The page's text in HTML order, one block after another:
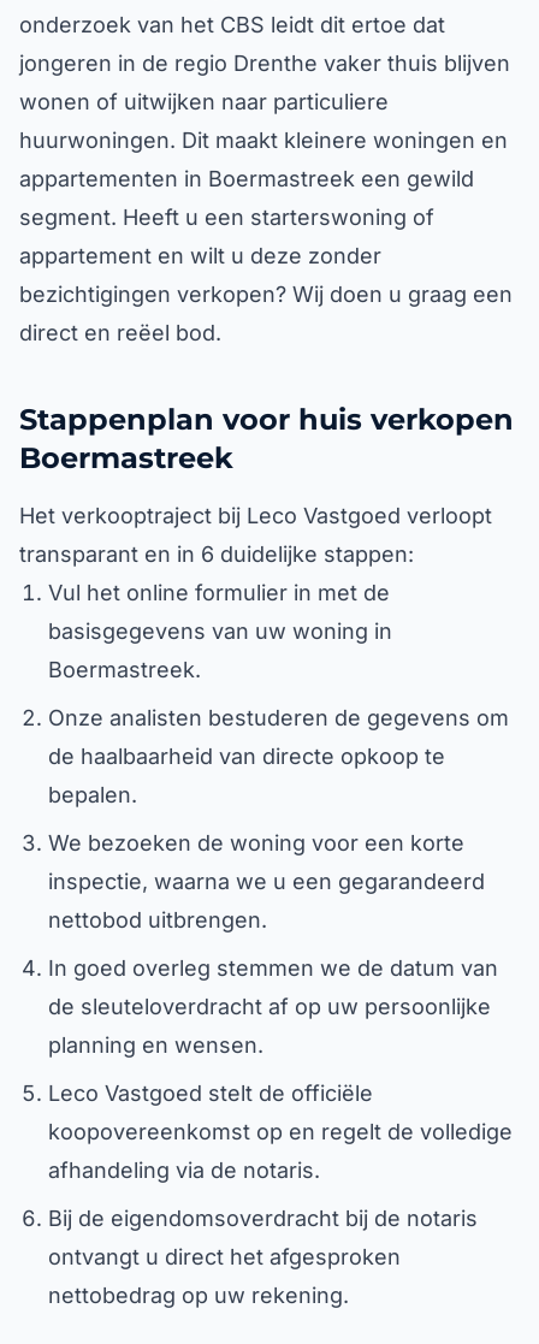
onderzoek van het CBS leidt dit ertoe dat
jongeren in de regio Drenthe vaker thuis blijven
wonen of uitwijken naar particuliere
huurwoningen. Dit maakt kleinere woningen en
appartementen in Boermastreek een gewild
segment. Heeft u een starterswoning of
appartement en wilt u deze zonder
bezichtigingen verkopen? Wij doen u graag een
direct en reëel bod.
Stappenplan voor huis verkopen
Boermastreek
Het verkooptraject bij Leco Vastgoed verloopt
transparant en in 6 duidelijke stappen:
Vul het online formulier in met de
basisgegevens van uw woning in
Boermastreek.
Onze analisten bestuderen de gegevens om
de haalbaarheid van directe opkoop te
bepalen.
We bezoeken de woning voor een korte
inspectie, waarna we u een gegarandeerd
nettobod uitbrengen.
In goed overleg stemmen we de datum van
de sleuteloverdracht af op uw persoonlijke
planning en wensen.
Leco Vastgoed stelt de officiële
koopovereenkomst op en regelt de volledige
afhandeling via de notaris.
Bij de eigendomsoverdracht bij de notaris
ontvangt u direct het afgesproken
nettobedrag op uw rekening.